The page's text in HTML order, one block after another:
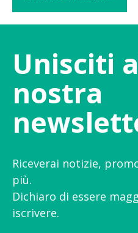
Unisciti
nostra
Riceverai notizie,
più.
Dichiaro di essere
iscrivere.